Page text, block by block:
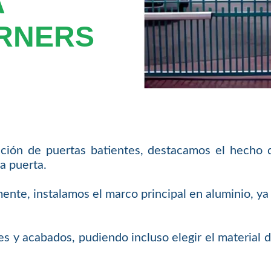
de puertas batientes, destacamos el hecho
puerta.
instalamos el marco principal en aluminio,
y acabados, pudiendo incluso elegir el material